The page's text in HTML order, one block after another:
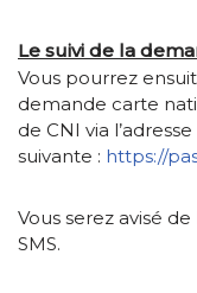
Le suivi de la
Vous pourrez
demande carte
de CNI via l’adresse
suivante : https://
Vous serez avisé
SMS.